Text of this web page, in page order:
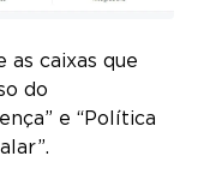
as caixas que
do
e “Política